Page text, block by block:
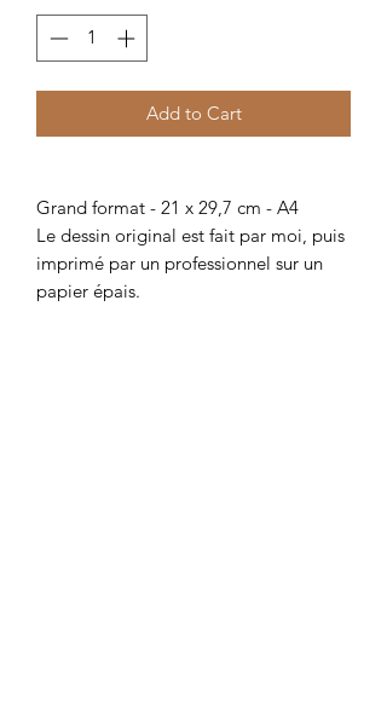
Add to Cart
Grand format - 21 x 29,7 cm - A4
Le dessin original est fait par moi, puis
imprimé par un professionnel sur un
papier épais.